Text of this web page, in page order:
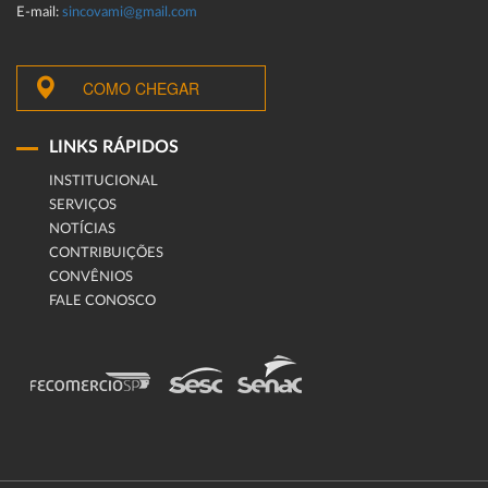
E-mail: sincovami@gmail.com
COMO CHEGAR
LINKS RÁPIDOS
INSTITUCIONAL
SERVIÇOS
NOTÍCIAS
CONTRIBUIÇÕES
CONVÊNIOS
FALE CONOSCO